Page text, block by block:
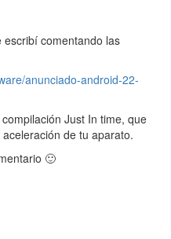
comentando las
anunciado-android-22-
Just In time, que
de tu aparato.
🙂